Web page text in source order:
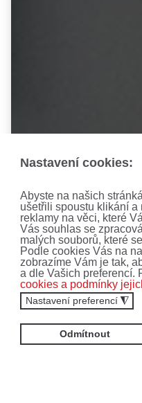
Nastavení cookies:
Abyste na našich
ušetřili spoustu klikání
reklamy na věci, které
Vás souhlas se
malých souborů, které
Podle cookies Vás na
zobrazíme Vám je tak,
a dle Vašich preferencí.
cookies a podmínky
Nastavení preferencí ◮
Odmítnout